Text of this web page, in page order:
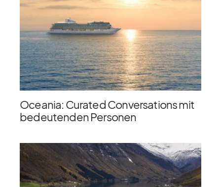
Oceania: Curated Conversations mit
bedeutenden Personen